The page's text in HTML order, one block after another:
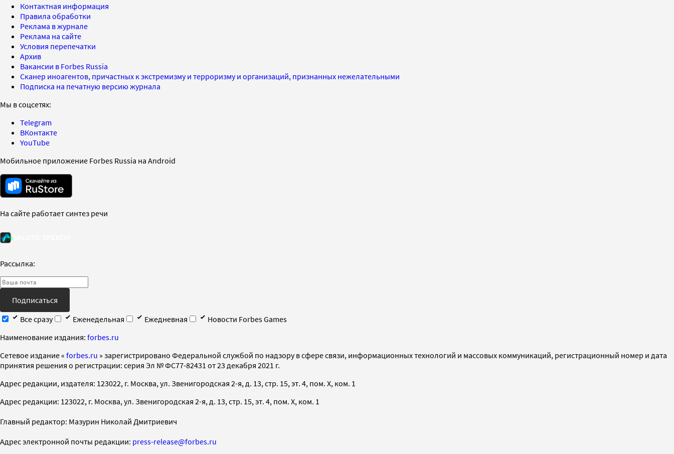
Контактная информация
Правила обработки
Реклама в журнале
Реклама на сайте
Условия перепечатки
Архив
Вакансии в Forbes Russia
Сканер иноагентов, причастных к экстремизму и терроризму и организаций, признанных нежелательными
Подписка на печатную версию журнала
Мы в соцсетях:
Telegram
ВКонтакте
YouTube
Мобильное приложение Forbes Russia на Android
На сайте работает синтез речи
Рассылка:
Подписаться
Все сразу
Еженедельная Ежедневная
Новости Forbes Games
Наименование издания: forbes.ru
Cетевое издание « forbes.ru » зарегистрировано Федеральной службой по надзору в сфере связи, информационных технологий и массовых коммуникаций, регистрационный номер и дата
принятия решения о регистрации: серия Эл № ФС77-82431 от 23 декабря 2021 г.
Адрес редакции, издателя: 123022, г. Москва, ул. Звенигородская 2-я, д. 13, стр. 15, эт. 4, пом. X, ком. 1
Адрес редакции: 123022, г. Москва, ул. Звенигородская 2-я, д. 13, стр. 15, эт. 4, пом. X, ком. 1
Главный редактор: Мазурин Николай Дмитриевич
Адрес электронной почты редакции: press-release@forbes.ru